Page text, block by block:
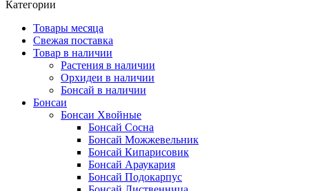
Категории
Товары месяца
Свежая поставка
Товар в наличии
Растения в наличии
Орхидеи в наличии
Бонсай в наличии
Бонсаи
Бонсаи Хвойные
Бонсай Сосна
Бонсай Можжевельник
Бонсай Кипарисовик
Бонсай Араукария
Бонсай Подокарпус